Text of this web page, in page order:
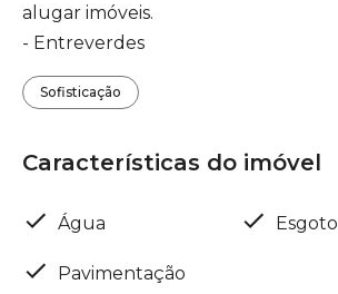
alugar imóveis.
- Entreverdes
Sofisticação
Características do imóvel
Água Esgoto
Pavimentação